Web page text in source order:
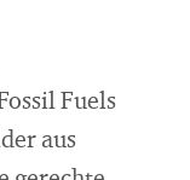
Fuels
aus